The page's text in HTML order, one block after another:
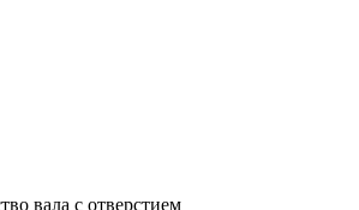
вала с отверстием